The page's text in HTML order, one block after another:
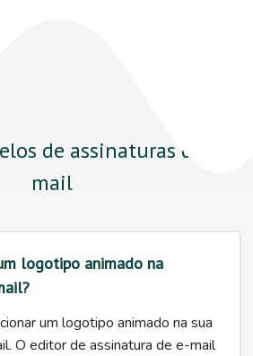
de assinaturas de e-
mail
logotipo animado na
um logotipo animado na sua
O editor de assinatura de e-mail